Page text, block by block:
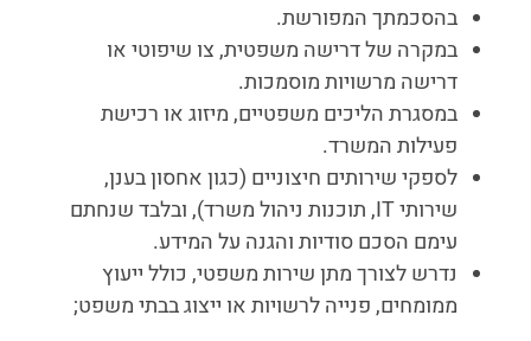
בהסכמתך המפורשת.
במקרה של דרישה משפטית, צו שיפוטי או
דרישה מרשויות מוסמכות.
במסגרת הליכים משפטיים, מיזוג או רכישת
פעילות המשרד.
לספקי שירותים חיצוניים (כגון אחסון בענן,
שירותי IT, תוכנות ניהול משרד), ובלבד שנחתם
עימם הסכם סודיות והגנה על המידע.
נדרש לצורך מתן שירות משפטי, כולל ייעוץ
ממומחים, פנייה לרשויות או ייצוג בבתי משפט;